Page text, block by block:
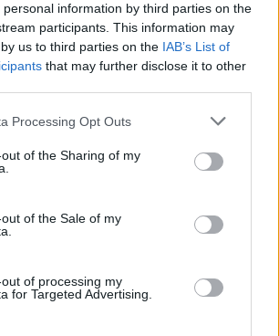
information by third parties on the
participants. This information may
us to third parties on the IAB’s List of
that may further disclose it to other
Processing Opt Outs
of the Sharing of my
of the Sale of my
of processing my
for Targeted Advertising.